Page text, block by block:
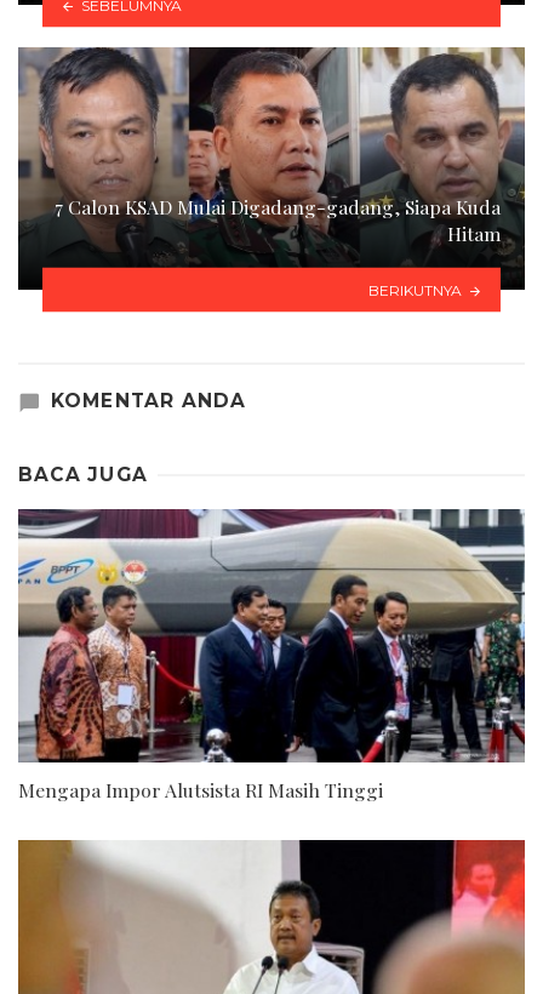
SEBELUMNYA
7 Calon KSAD Mulai Digadang-gadang, Siapa Kuda
Hitam
BERIKUTNYA
KOMENTAR ANDA
BACA JUGA
Mengapa Impor Alutsista RI Masih Tinggi